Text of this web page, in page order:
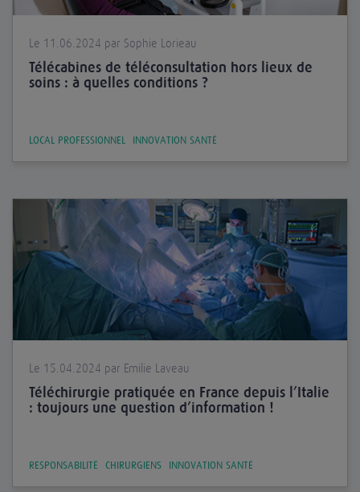
Le 11.06.2024 par Sophie Lorieau
Télécabines de téléconsultation hors lieux de
soins : à quelles conditions ?
LOCAL PROFESSIONNEL INNOVATION SANTÉ
Le 15.04.2024 par Emilie Laveau
Téléchirurgie pratiquée en France depuis l’Italie
: toujours une question d’information !
RESPONSABILITÉ CHIRURGIENS INNOVATION SANTÉ